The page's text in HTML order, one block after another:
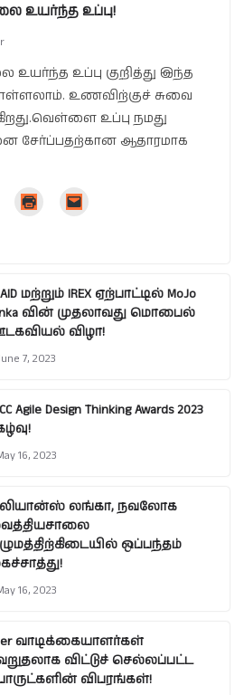
உயர்ந்த உப்பு!
உயர்ந்த உப்பு குறித்து இந்த
உணவிற்குச் சுவை
உப்பு நமது
ஆதாரமாக
மற்றும் IREX ஏற்பாட்டில் MoJo
வின் முதலாவது மொபைல்
விழா!
7, 2023
Agile Design Thinking Awards 2023
16, 2023
லங்கா, நவலோக
ஒப்பந்தம்
16, 2023
வாடிக்கையாளர்கள்
விட்டுச் செல்லப்பட்ட
விபரங்கள்!